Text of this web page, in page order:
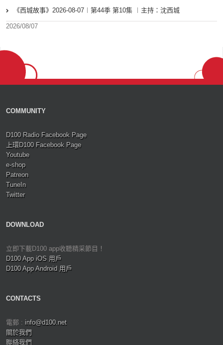
《西城故事》2026-08-07︱第44季 第10集 ︱主持：沈西城
2026/08/07
COMMUNITY
D100 Radio Facebook Page
上環D100 Facebook Page
Youtube
e-shop
Patreon
TuneIn
Twitter
DOWNLOAD
立即下載D100 app收聽精采節目！
D100 App iOS 用戶
D100 App Android 用戶
CONTACTS
電郵 : info@d100.net
關於我們
聯絡我們